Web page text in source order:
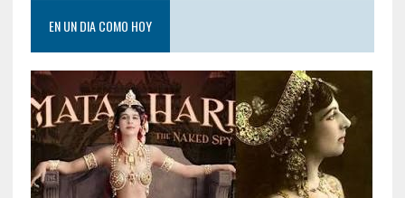
EN UN DIA COMO HOY